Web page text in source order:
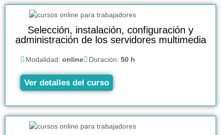
Selección, instalación, configuración y
administración de los servidores multimedia
Modalidad: online Duración: 50 h
Ver detalles del curso